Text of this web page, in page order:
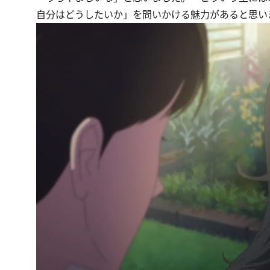
自分はどうしたいか」を問いかける魅力があると思い